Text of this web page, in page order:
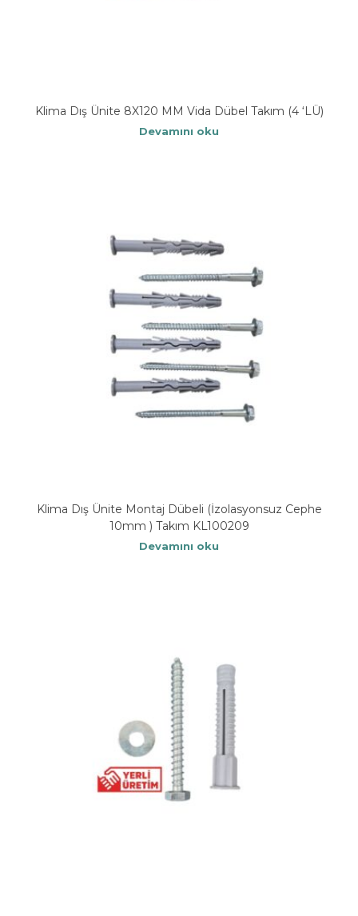
Klima Dış Ünite 8X120 MM Vida Dübel Takım (4 ‘LÜ)
Devamını oku
Klima Dış Ünite Montaj Dübeli (İzolasyonsuz Cephe
10mm ) Takım KL100209
Devamını oku